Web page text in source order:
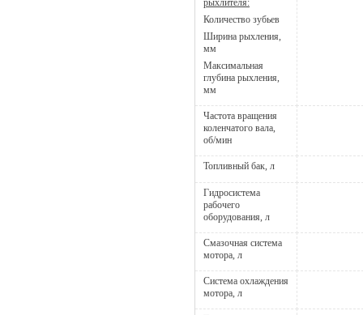
рыхлителя:
Количество зубьев
Ширина рыхления,
мм
Максимальная
глубина рыхления,
мм
Частота вращения
коленчатого вала,
об/мин
Топливный бак, л
Гидросистема
рабочего
оборудования, л
Смазочная система
мотора, л
Система охлаждения
мотора, л